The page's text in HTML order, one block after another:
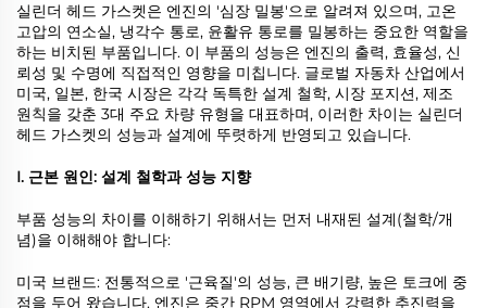
실린더 헤드 가스켓은 엔진의 '심장 밀봉'으로 알려져 있으며, 고온
고압의 연소실, 냉각수 통로, 윤활유 통로를 밀봉하는 중요한 역할을
하는 비치된 부품입니다. 이 부품의 성능은 엔진의 출력, 효율성, 신
뢰성 및 수명에 직접적인 영향을 미칩니다. 글로벌 자동차 산업에서
미국, 일본, 한국 시장은 각각 독특한 설계 철학, 시장 포지션, 제조
원칙을 갖춘 3대 주요 차량 유형을 대표하며, 이러한 차이는 실린더
헤드 가스켓의 성능과 설계에 뚜렷하게 반영되고 있습니다.
I. 근본 원인: 설계 철학과 성능 지향
부품 성능의 차이를 이해하기 위해서는 먼저 내재된 설계(철학/개
념)을 이해해야 합니다:
미국 브랜드: 전통적으로 '근육질'의 성능, 큰 배기량, 높은 토크에 중
점을 두어 왔습니다. 엔진은 중간 RPM 영역에서 강력한 추진력을